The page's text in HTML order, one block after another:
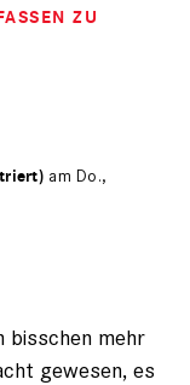
ZU
am Do.,
bisschen mehr
gewesen, es